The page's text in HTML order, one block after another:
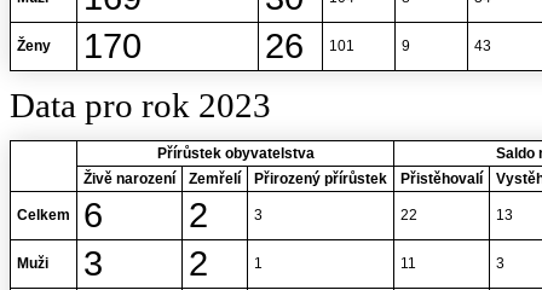
Ženy 170 26 101 9 43
Data pro rok 2023
Přírůstek obyvatelstva
Saldo
Živě narození
Zemřelí Přirozený přírůstek Přistěhovalí
Celkem 6 2 3 22 13
Muži 3 2 1 11 3